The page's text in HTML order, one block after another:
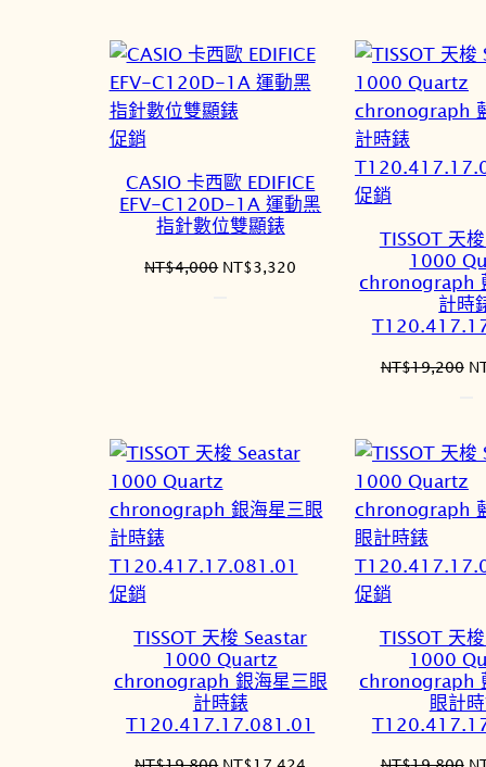
NT$18,000。NT$15,840。
促銷特
商
品
CASIO 卡西歐 EDIFICE
EFV-C120D-1A 運動黑
指針數位雙顯錶
NT$4,000 原
NT$3,320
NT$3,320。
促銷
商
品
TISSOT 天
1000
chronograph
計時
NT$19,200 原
促銷特
商
品
TISSOT 天梭 Seastar
1000 Quartz
chronograph 銀海星三眼
計時錶
T120.417.17.081.01
促銷
商
品
TISSOT 天
1000
chronograph
眼計